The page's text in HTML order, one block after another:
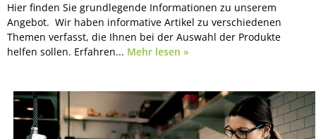
Hier finden Sie grundlegende Informationen zu unserem
Angebot. Wir haben informative Artikel zu verschiedenen
Themen verfasst, die Ihnen bei der Auswahl der Produkte
helfen sollen. Erfahren... Mehr lesen »